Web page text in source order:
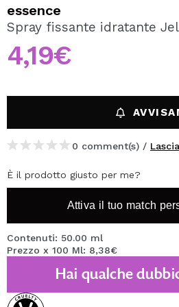
Creando un account su
acquisti velocemente,
consultare le tue operazioni
CREARE UN
essence
Spray fissante idratante
4,19€
0 comment(s) /
È il prodotto giusto per me?
Attiva il tuo match
Contenuti: 50.00 ml
Prezzo x 100 Ml: 8,38€
Hai qualche